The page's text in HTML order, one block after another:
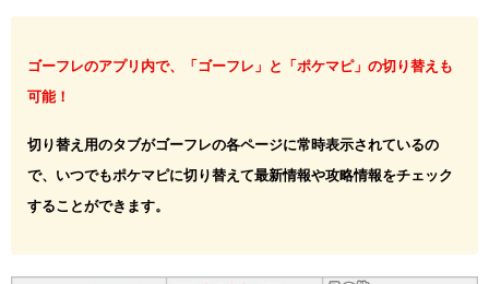
ゴーフレのアプリ内で、「ゴーフレ」と「ポケマピ」の切り替えも
可能！
切り替え用のタブがゴーフレの各ページに常時表示されているの
で、いつでもポケマピに切り替えて最新情報や攻略情報をチェック
することができます。